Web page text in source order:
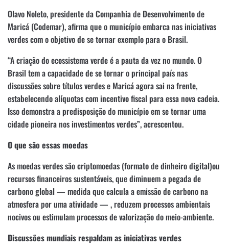
Olavo Noleto, presidente da Companhia de Desenvolvimento de
Maricá (Codemar), afirma que o município embarca nas iniciativas
verdes com o objetivo de se tornar exemplo para o Brasil.
“A criação do ecossistema verde é a pauta da vez no mundo. O
Brasil tem a capacidade de se tornar o principal país nas
discussões sobre títulos verdes e Maricá agora sai na frente,
estabelecendo alíquotas com incentivo fiscal para essa nova cadeia.
Isso demonstra a predisposição do município em se tornar uma
cidade pioneira nos investimentos verdes”, acrescentou.
O que são essas moedas
As moedas verdes são criptomoedas (formato de dinheiro digital)ou
recursos financeiros sustentáveis, que diminuem a pegada de
carbono global — medida que calcula a emissão de carbono na
atmosfera por uma atividade — , reduzem processos ambientais
nocivos ou estimulam processos de valorização do meio-ambiente.
Discussões mundiais respaldam as iniciativas verdes